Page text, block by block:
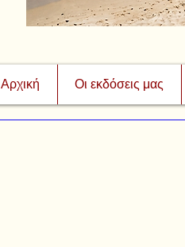
Αρχική Οι εκδόσεις μας